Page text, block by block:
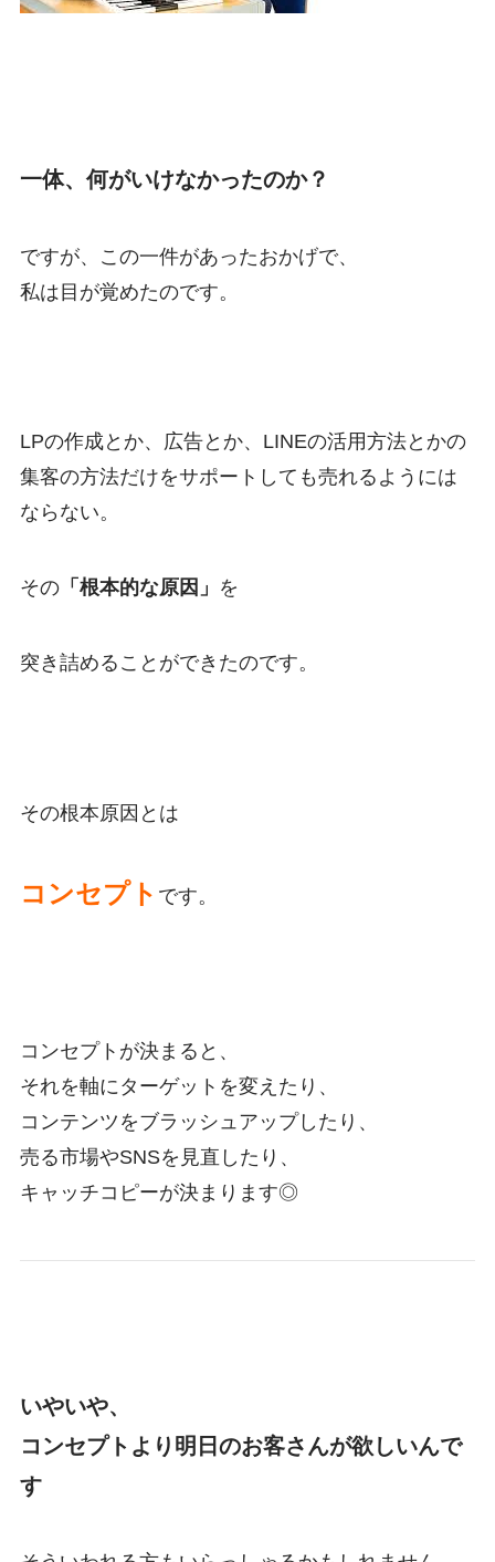
一体、何がいけなかったのか？
ですが、この一件があったおかげで、
私は目が覚めたのです。
LPの作成とか、広告とか、LINEの活用方法とかの
集客の方法だけをサポートしても売れるようには
ならない。
その「根本的な原因」 を
突き詰めることができたのです。
その根本原因とは
コンセプト です。
コンセプトが決まると、
それを軸にターゲットを変えたり、
コンテンツをブラッシュアップしたり、
売る市場やSNSを見直したり、
キャッチコピーが決まります◎
いやいや、
コンセプト より明日のお客さんが欲しいんで
す